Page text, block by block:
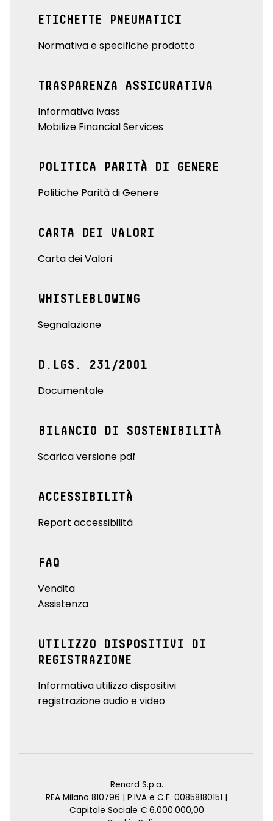
ETICHETTE PNEUMATICI
Normativa e specifiche prodotto
TRASPARENZA ASSICURATIVA
Informativa Ivass
Mobilize Financial Services
POLITICA PARITÀ DI GENERE
Politiche Parità di Genere
CARTA DEI VALORI
Carta dei Valori
WHISTLEBLOWING
Segnalazione
D.LGS. 231/2001
Documentale
BILANCIO DI SOSTENIBILITÀ
Scarica versione pdf
ACCESSIBILITÀ
Report accessibilità
FAQ
Vendita
Assistenza
UTILIZZO DISPOSITIVI DI
REGISTRAZIONE
Informativa utilizzo dispositivi
registrazione audio e video
Renord S.p.a.
REA Milano 810796 | P.IVA e C.F. 00858180151 |
Capitale Sociale € 6.000.000,00